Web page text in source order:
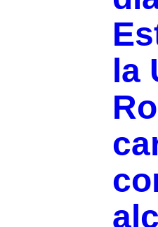
la